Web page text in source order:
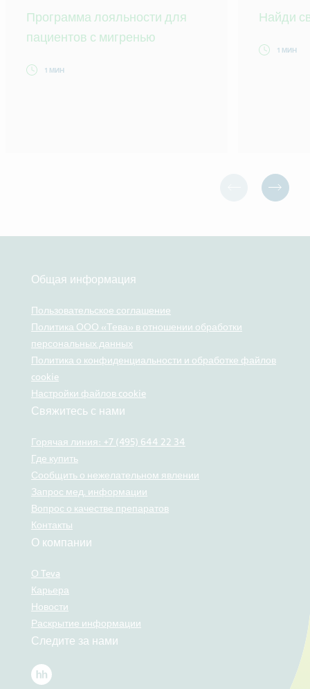
Программа лояльности для
пациентов с мигренью
1 МИН
Найди
1 МИН
Общая информация
Пользовательское соглашение
Политика ООО «Тева» в отношении обработки
персональных данных
Политика о конфиденциальности и обработке файлов
cookie
Настройки файлов cookie
Свяжитесь с нами
Горячая линия: +7 (495) 644 22 34
Где купить
Сообщить о нежелательном явлении
Запрос мед. информации
Вопрос о качестве препаратов
Контакты
О компании
О Teva
Карьера
Новости
Раскрытие информации
Следите за нами